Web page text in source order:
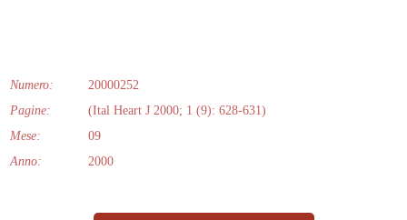
Numero:
20000252
Pagine:
(Ital Heart J 2000; 1 (9): 628-631)
Mese:
09
Anno:
2000